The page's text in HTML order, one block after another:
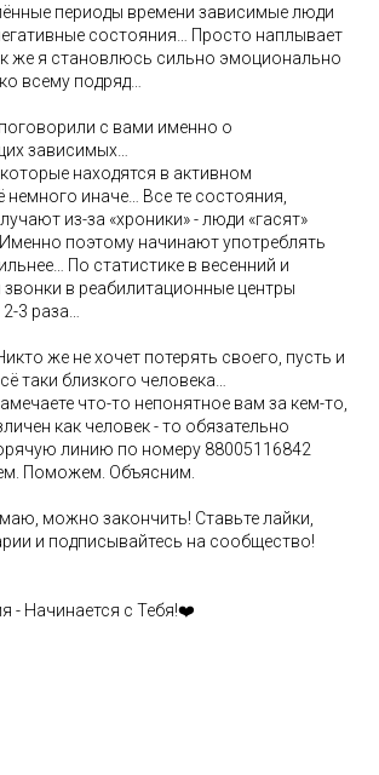
периоды времени зависимые люди
состояния… Просто наплывает
же я становлюсь сильно эмоционально
всему подряд…
с вами именно о
зависимых…
находятся в активном
немного иначе… Все те состояния,
из-за «хроники» - люди «гасят»
поэтому начинают употреблять
По статистике в весенний и
в реабилитационные центры
3 раза…
же не хочет потерять своего, пусть и
таки близкого человека…
что-то непонятное вам за кем-то,
как человек - то обязательно
линию по номеру 88005116842
Поможем. Объясним.
можно закончить! Ставьте лайки,
и подписывайтесь на сообщество!
- Начинается с Тебя!❤️